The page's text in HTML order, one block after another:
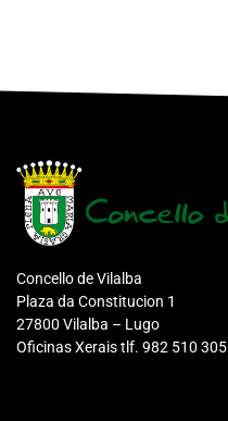
Concello de Vilalba
Plaza da Constitucion 1
27800 Vilalba – Lugo
Oficinas Xerais tlf. 982 510 305